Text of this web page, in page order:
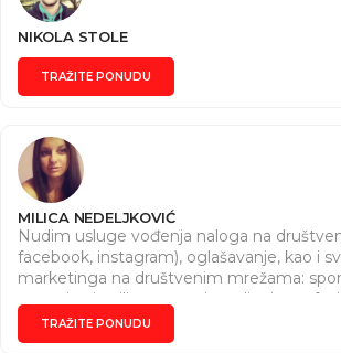
NIKOLA STOLE
TRAŽITE PONUDU
MILICA NEDELJKOVIĆ
Nudim usluge vođenja naloga na
facebook, instagram), oglašavanje, kao i
marketinga na društvenim mrežama:
targetiranje ciljne grupe i pravljenje
(slika i tekst). Imam završen kurs za
menadžera. Znam da izradjujem sajtove u
TRAŽITE PONUDU